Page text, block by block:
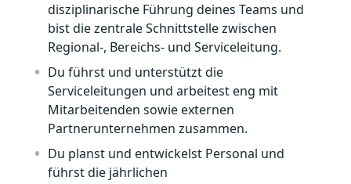
disziplinarische Führung deines Teams und
bist die zentrale Schnittstelle zwischen
Regional-, Bereichs- und Serviceleitung.
Du führst und unterstützt die
Serviceleitungen und arbeitest eng mit
Mitarbeitenden sowie externen
Partnerunternehmen zusammen.
Du planst und entwickelst Personal und
führst die jährlichen